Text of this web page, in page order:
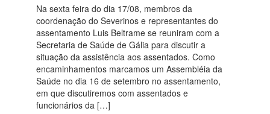
Na sexta feira do dia 17/08, membros da
coordenação do Severinos e representantes do
assentamento Luis Beltrame se reuniram com a
Secretaria de Saúde de Gália para discutir a
situação da assistência aos assentados. Como
encaminhamentos marcamos um Assembléia da
Saúde no dia 16 de setembro no assentamento,
em que discutiremos com assentados e
funcionários da […]